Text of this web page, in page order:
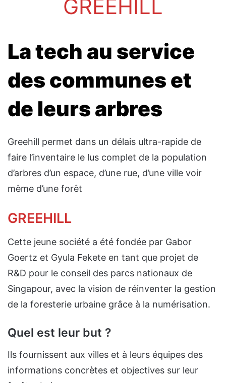
GREEHILL
La tech au service
des communes et
de leurs arbres
Greehill permet dans un délais ultra-rapide de
faire l’inventaire le lus complet de la population
d’arbres d’un espace, d’une rue, d’une ville voir
même d’une forêt
GREEHILL
Cette jeune société a été fondée par Gabor
Goertz et Gyula Fekete en tant que projet de
R&D pour le conseil des parcs nationaux de
Singapour, avec la vision de réinventer la gestion
de la foresterie urbaine grâce à la numérisation.
Quel est leur but ?
Ils fournissent aux villes et à leurs équipes des
informations concrètes et objectives sur leur